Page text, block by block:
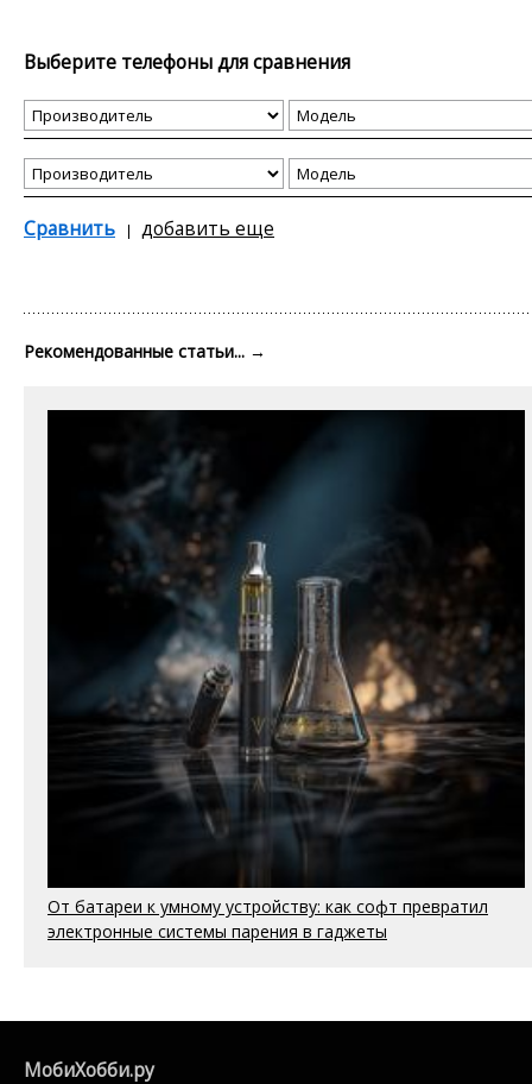
Выберите телефоны для сравнения
Сравнить добавить еще
Рекомендованные статьи... →
От батареи к умному устройству: как софт превратил
электронные системы парения в гаджеты
МобиХобби.ру